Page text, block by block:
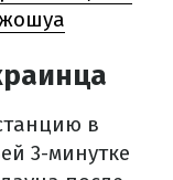
в
3-минутке